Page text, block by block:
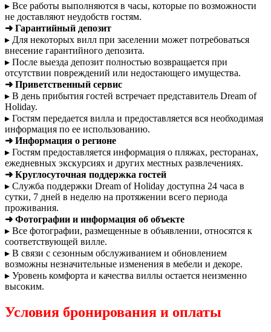
▸ Все работы выполняются в часы, которые по возможности
не доставляют неудобств гостям.
➜ Гарантийный депозит
▸ Для некоторых вилл при заселении может потребоваться
внесение гарантийного депозита.
▸ После выезда депозит полностью возвращается при
отсутствии повреждений или недостающего имущества.
➜ Приветственный сервис
▸ В день прибытия гостей встречает представитель Dream of
Holiday.
▸ Гостям передается вилла и предоставляется вся необходимая
информация по ее использованию.
➜ Информация о регионе
▸ Гостям предоставляется информация о пляжах, ресторанах,
ежедневных экскурсиях и других местных развлечениях.
➜ Круглосуточная поддержка гостей
▸ Служба поддержки Dream of Holiday доступна 24 часа в
сутки, 7 дней в неделю на протяжении всего периода
проживания.
➜ Фотографии и информация об объекте
▸ Все фотографии, размещенные в объявлении, относятся к
соответствующей вилле.
▸ В связи с сезонным обслуживанием и обновлением
возможны незначительные изменения в мебели и декоре.
▸ Уровень комфорта и качества виллы остается неизменно
высоким.
Условия бронирования и оплаты